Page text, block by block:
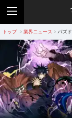
トップ > 業界ニュース > パズ